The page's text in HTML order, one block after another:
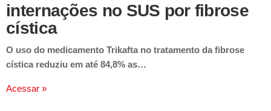
internações no SUS por fibrose
cística
O uso do medicamento Trikafta no tratamento da fibrose
cística reduziu em até 84,8% as…
Acessar »